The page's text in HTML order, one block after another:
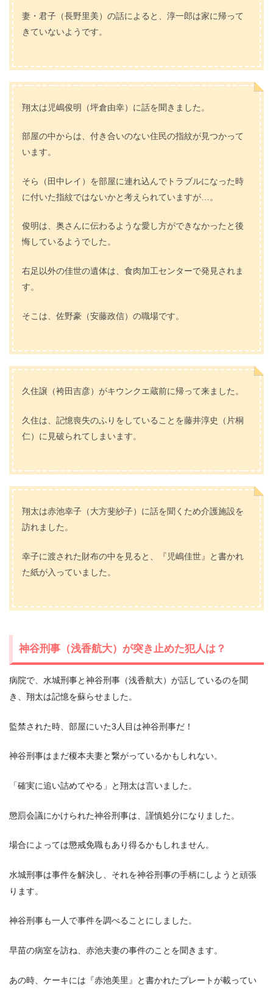
妻・君子（長野里美）の話によると、淳一郎は家に帰って
きていないようです。
翔太は児嶋俊明（坪倉由幸）に話を聞きました。
部屋の中からは、付き合いのない住民の指紋が見つかって
います。
そら（田中レイ）を部屋に連れ込んでトラブルになった時
に付いた指紋ではないかと考えられていますが…。
俊明は、奥さんに伝わるような愛し方ができなかったと後
悔しているようでした。
右足以外の佳世の遺体は、食肉加工センターで発見されま
す。
そこは、佐野豪（安藤政信）の職場です。
久住譲（袴田吉彦）がキウンクエ蔵前に帰って来ました。
久住は、記憶喪失のふりをしていることを藤井淳史（片桐
仁）に見破られてしまいます。
翔太は赤池幸子（大方斐紗子）に話を聞くため介護施設を
訪れました。
幸子に渡された財布の中を見ると、『児嶋佳世』と書かれ
た紙が入っていました。
神谷刑事（浅香航大）が突き止めた犯人は？
病院で、水城刑事と神谷刑事（浅香航大）が話しているのを聞
き、翔太は記憶を蘇らせました。
監禁された時、部屋にいた3人目は神谷刑事だ！
神谷刑事はまだ榎本夫妻と繋がっているかもしれない。
「確実に追い詰めてやる」と翔太は言いました。
懲罰会議にかけられた神谷刑事は、謹慎処分になりました。
場合によっては懲戒免職もあり得るかもしれません。
水城刑事は事件を解決し、それを神谷刑事の手柄にしようと頑張
ります。
神谷刑事も一人で事件を調べることにしました。
早苗の病室を訪ね、赤池夫妻の事件のことを聞きます。
あの時、ケーキには『赤池美里』と書かれたプレートが載ってい